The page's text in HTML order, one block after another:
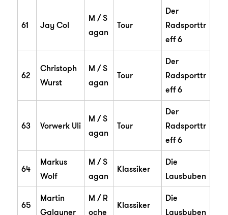
61 Jay Col
M / S
agan
Tour
Der
Radsporttr
eff 6
62
Christoph
Wurst
M / S
agan
Tour
Der
Radsporttr
eff 6
63 Vorwerk Uli
M / S
agan
Tour
Der
Radsporttr
eff 6
64
Markus
Wolf
M / S
agan
Klassiker
Die
Lausbuben
65
Martin
Galauner
M / R
oche
Klassiker
Die
Lausbuben